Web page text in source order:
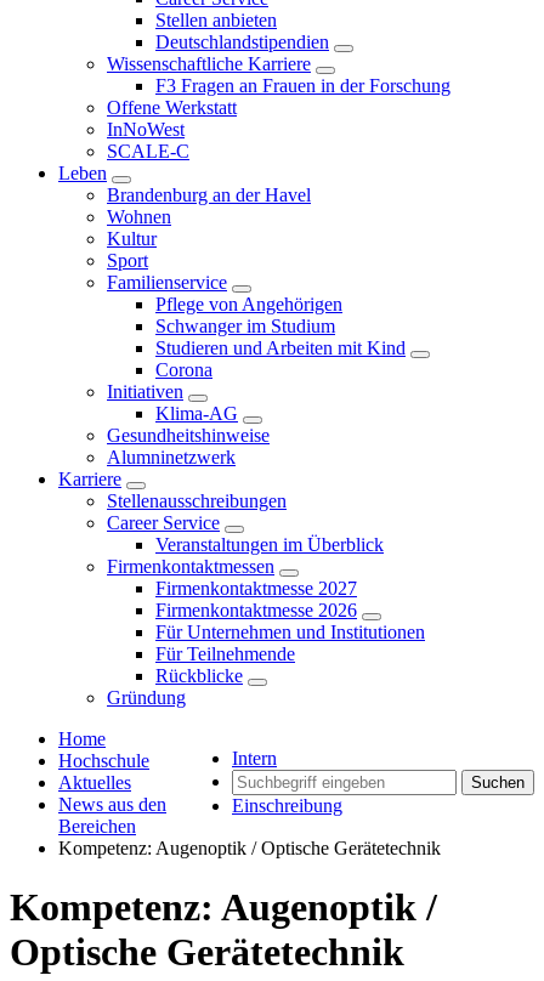
Stellen anbieten
Deutschlandstipendien
Wissenschaftliche Karriere
F3 Fragen an Frauen in der Forschung
Offene Werkstatt
InNoWest
SCALE-C
Leben
Brandenburg an der Havel
Wohnen
Kultur
Sport
Familienservice
Pflege von Angehörigen
Schwanger im Studium
Studieren und Arbeiten mit Kind
Corona
Initiativen
Klima-AG
Gesundheitshinweise
Alumninetzwerk
Karriere
Stellenausschreibungen
Career Service
Veranstaltungen im Überblick
Firmenkontaktmessen
Firmenkontaktmesse 2027
Firmenkontaktmesse 2026
Für Unternehmen und Institutionen
Für Teilnehmende
Rückblicke
Gründung
Intern
Suchen
Einschreibung
Home
Hochschule
Aktuelles
News aus den
Bereichen
Kompetenz: Augenoptik / Optische Gerätetechnik
Kompetenz: Augenoptik /
Optische Gerätetechnik